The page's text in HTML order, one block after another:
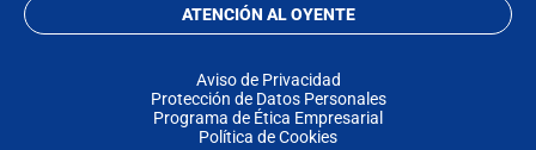
ATENCIÓN AL OYENTE
Aviso de Privacidad
Protección de Datos Personales
Programa de Ética Empresarial
Política de Cookies